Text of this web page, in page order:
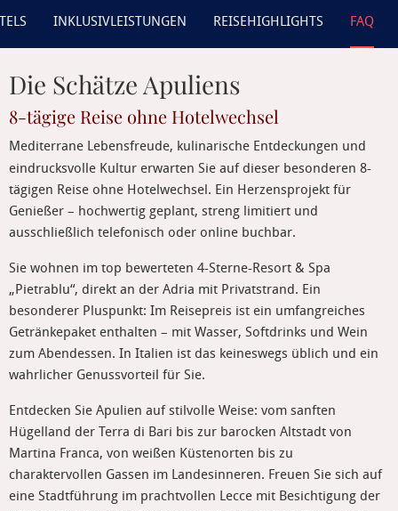
INKLUSIVLEISTUNGEN REISEHIGHLIGHTS FAQ
Die Schätze Apuliens
8-tägige Reise ohne Hotelwechsel
Mediterrane Lebensfreude, kulinarische Entdeckungen und
eindrucksvolle Kultur erwarten Sie auf dieser besonderen 8-
tägigen Reise ohne Hotelwechsel. Ein Herzensprojekt für
Genießer – hochwertig geplant, streng limitiert und
ausschließlich telefonisch oder online buchbar.
Sie wohnen im top bewerteten 4-Sterne-Resort & Spa
„Pietrablu“, direkt an der Adria mit Privatstrand. Ein
besonderer Pluspunkt: Im Reisepreis ist ein umfangreiches
Getränkepaket enthalten – mit Wasser, Softdrinks und Wein
zum Abendessen. In Italien ist das keineswegs üblich und ein
wahrlicher Genussvorteil für Sie.
Entdecken Sie Apulien auf stilvolle Weise: vom sanften
Hügelland der Terra di Bari bis zur barocken Altstadt von
Martina Franca, von weißen Küstenorten bis zu
charaktervollen Gassen im Landesinneren. Freuen Sie sich auf
eine Stadtführung im prachtvollen Lecce mit Besichtigung der